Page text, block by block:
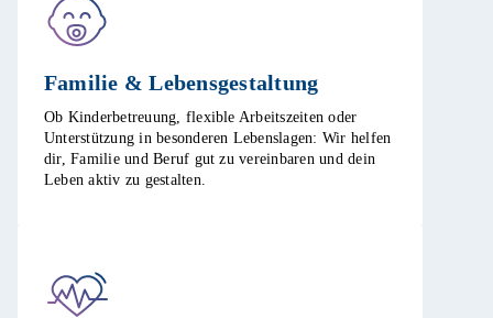
Familie & Lebensgestaltung​
Ob Kinderbetreuung, flexible Arbeitszeiten oder
Unterstützung in besonderen Lebenslagen: Wir helfen
dir, Familie und Beruf gut zu vereinbaren und dein
Leben aktiv zu gestalten. ​